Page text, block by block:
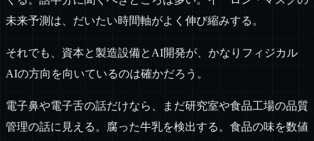
未来予測は、だいたい時間軸がよく伸び縮みする。
それでも、資本と製造設備とAI開発が、かなりフィジカル
AIの方向を向いているのは確かだろう。
電子鼻や電子舌の話だけなら、まだ研究室や食品工場の品質
管理の話に見える。腐った牛乳を検出する。食品の味を数値